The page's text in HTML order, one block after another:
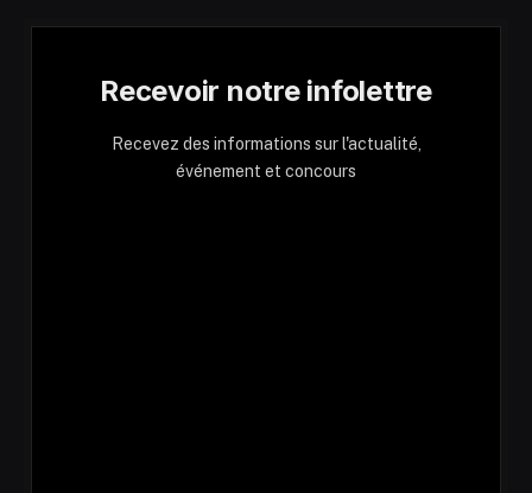
Recevoir notre infolettre
Recevez des informations sur l'actualité,
événement et concours